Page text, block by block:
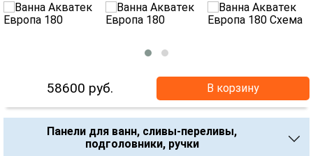
58600 руб. В корзину
Панели для ванн, сливы-переливы,
подголовники, ручки